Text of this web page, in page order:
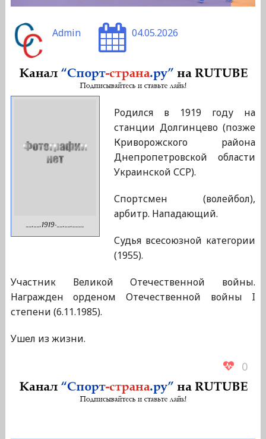
Admin 04.05.2026
__.__.1919-__.__.____
Родился в 1919 году на
станции Долгинцево (позже
Криворожского района
Днепропетровской области
Украинской ССР).
Спортсмен (волейбол),
арбитр. Нападающий.
Судья всесоюзной категории
(1955).
Участник Великой Отечественной войны.
Награжден орденом Отечественной войны I
степени (6.11.1985).
Ушел из жизни.
0